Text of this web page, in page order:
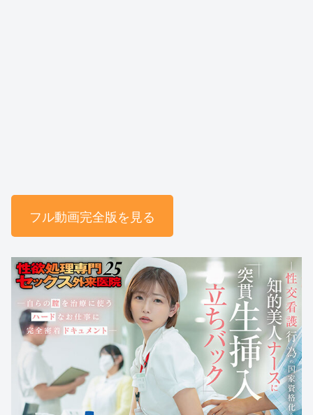
フル動画完全版を見る